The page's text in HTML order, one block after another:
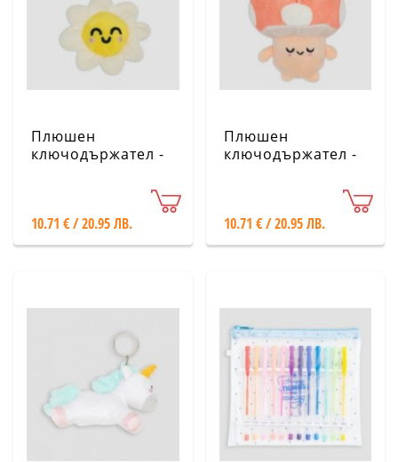
Плюшен
ключодържател -
10.71 € / 20.95 ЛВ.
Плюшен
ключодържател -
10.71 € / 20.95 ЛВ.